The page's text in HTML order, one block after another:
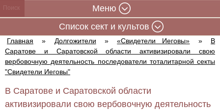
Меню
Cписок сект и культов
Главная » Долгожители » «Свидетели Иеговы» »
В
Саратове и Саратовской области активизировали свою
вербовочную деятельность последователи тоталитарной секты
"Свидетели Иеговы"
В Саратове и Саратовской области
активизировали свою вербовочную деятельность